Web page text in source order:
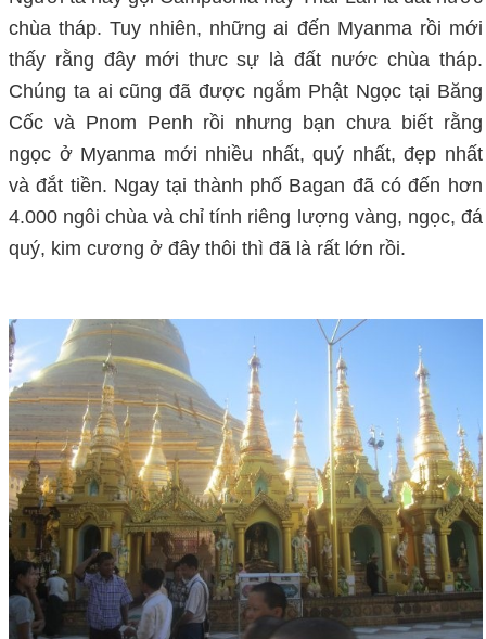
chùa tháp. Tuy nhiên, những ai đến Myanma rồi mới
thấy rằng đây mới thưc sự là đất nước chùa tháp.
Chúng ta ai cũng đã được ngắm Phật Ngọc tại Băng
Cốc và Pnom Penh rồi nhưng bạn chưa biết rằng
ngọc ở Myanma mới nhiều nhất, quý nhất, đẹp nhất
và đắt tiền. Ngay tại thành phố Bagan đã có đến hơn
4.000 ngôi chùa và chỉ tính riêng lượng vàng, ngọc, đá
quý, kim cương ở đây thôi thì đã là rất lớn rồi.